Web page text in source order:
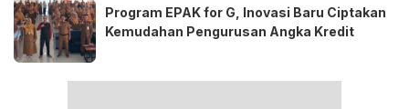
Program EPAK for G, Inovasi Baru Ciptakan
Kemudahan Pengurusan Angka Kredit